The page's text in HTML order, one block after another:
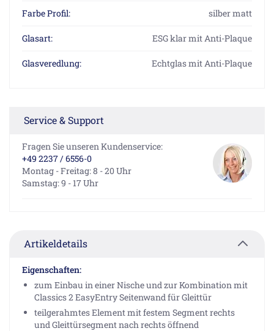
Farbe Profil: silber matt
Glasart: ESG klar mit Anti-Plaque
Glasveredlung: Echtglas mit Anti-Plaque
Service & Support
Fragen Sie unseren Kundenservice:
+49 2237 / 6556-0
Montag - Freitag: 8 - 20 Uhr
Samstag: 9 - 17 Uhr
Artikeldetails
Eigenschaften:
zum Einbau in einer Nische und zur Kombination mit
Classics 2 EasyEntry Seitenwand für Gleittür
teilgerahmtes Element mit festem Segment rechts
und Gleittürsegment nach rechts öffnend